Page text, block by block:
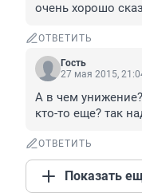
очень хорошо
ОТВЕТИТЬ
Гость
27 мая 2015,
А в чем
кто-то еще? так
ОТВЕТИТЬ
Показать